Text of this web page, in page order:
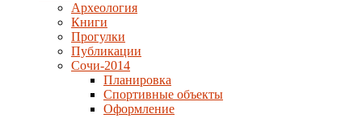
Археология
Книги
Прогулки
Публикации
Сочи-2014
Планировка
Спортивные объекты
Оформление